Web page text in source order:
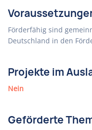
Förderfähig sind
Deutschland in den
Projekte im
Nein
Geförderte